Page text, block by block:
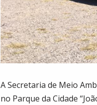
A Secretaria de Meio
no Parque da Cidade